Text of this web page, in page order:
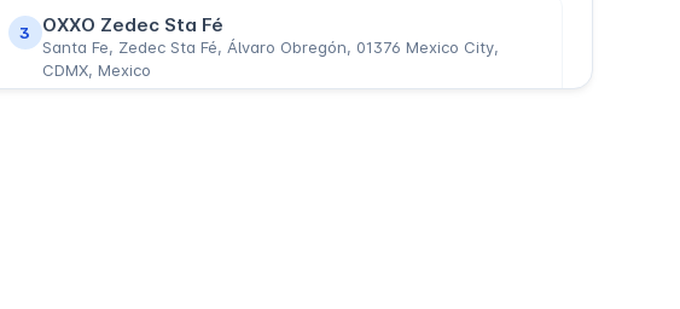
3 OXXO Zedec Sta Fé
Santa Fe, Zedec Sta Fé, Álvaro Obregón, 01376 Mexico City,
CDMX, Mexico